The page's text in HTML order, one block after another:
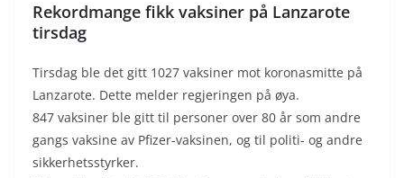
Rekordmange fikk vaksiner på Lanzarote
tirsdag
Tirsdag ble det gitt 1027 vaksiner mot koronasmitte på
Lanzarote. Dette melder regjeringen på øya.
847 vaksiner ble gitt til personer over 80 år som andre
gangs vaksine av Pfizer-vaksinen, og til politi- og andre
sikkerhetsstyrker.